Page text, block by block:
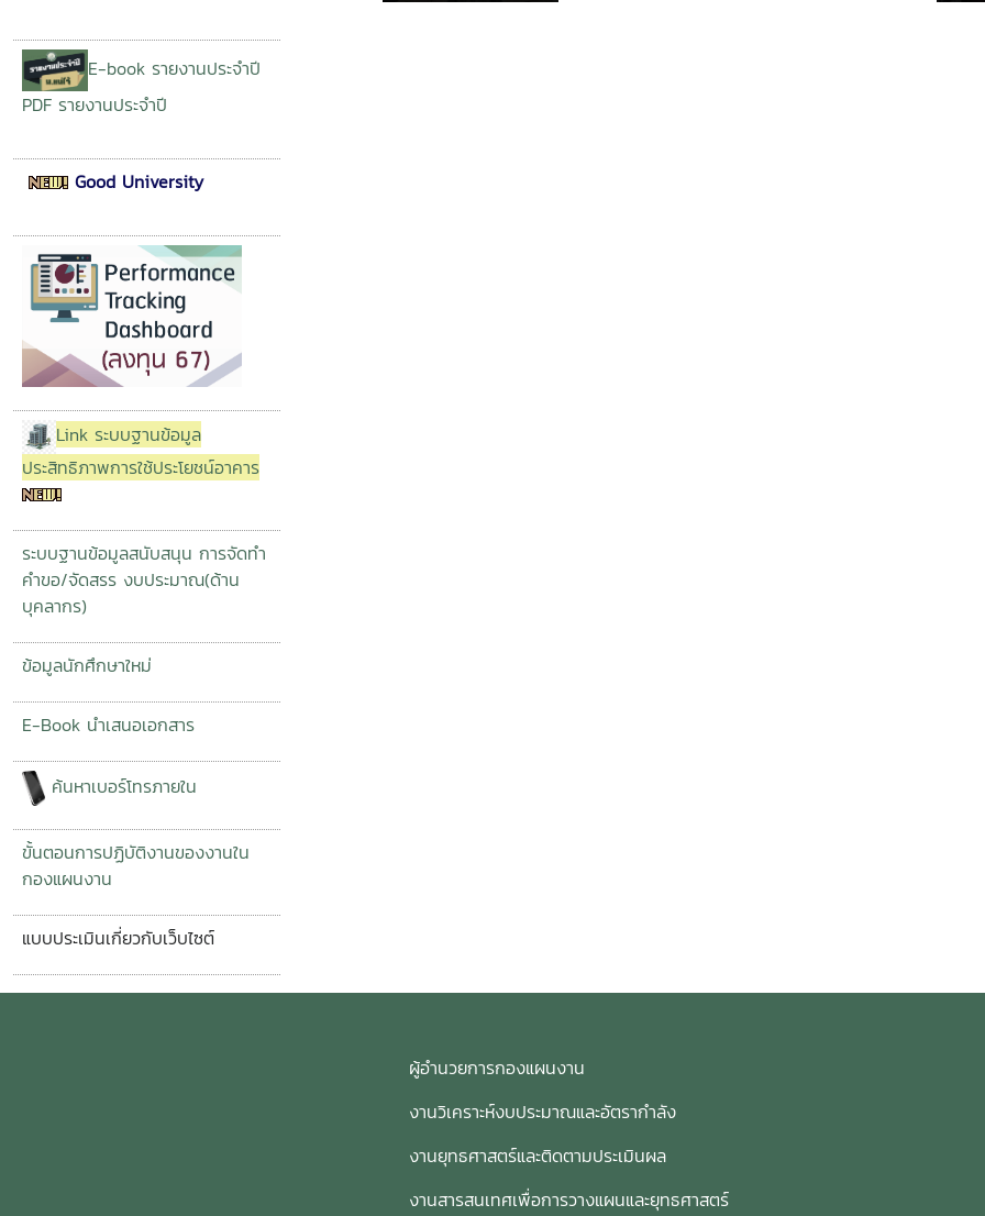
E-book รายงานประจำปี
PDF รายงานประจำปี
Good University
Link ระบบฐานข้อมูล
ประสิทธิภาพการใช้ประโยชน์อาคาร
ระบบฐานข้อมูลสนับสนุน การจัดทำ
คำขอ/จัดสรร งบประมาณ(ด้าน
บุคลากร)
ข้อมูลนักศึกษาใหม่
E-Book นำเสนอเอกสาร
ค้นหาเบอร์โทรภายใน
ขั้นตอนการปฏิบัติงานของงานใน
กองแผนงาน
แบบประเมินเกี่ยวกับเว็บไซต์
ผู้อำนวยการกองแผนงาน
งานวิเคราะห์งบประมาณและอัตรากำลัง
งานยุทธศาสตร์และติดตามประเมินผล
งานสารสนเทศเพื่อการวางแผนและยุทธศาสตร์